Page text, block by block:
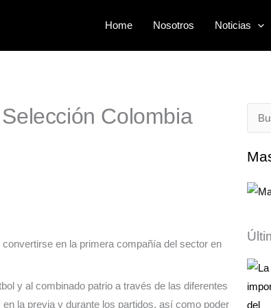
Home Nosotros Noticias
Colombia
en la primera compañía del sector en
y al combinado patrio a través de las diferentes
la previa y durante los partidos, así como poder